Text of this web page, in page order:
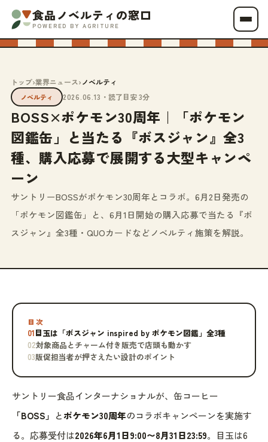
食品ノベルティの窓口
POWERED BY AGRITURE
トップ›業界ニュース›ノベルティ
ノベルティ 2026.06.13 ・読了目安 3分
BOSS×ポケモン30周年｜「ポケモン
図鑑缶」と当たる『ボスジャン』全3
種、購入応募で展開する大型キャンペ
ーン
サントリーBOSSがポケモン30周年とコラボ。6月2日発売の
「ポケモン図鑑缶」と、6月1日開始の購入応募で当たる『ボ
スジャン』全3種・QUOカードなどノベルティ施策を解説。
サントリー食品インターナショナルが、缶コーヒー
「BOSS」 とポケモン30周年のコラボキャンペーンを実施す
る。応募受付は2026年6月1日9:00〜8月31日23:59。目玉は6
目次
01目玉は「ボスジャン inspired by ポケモン図鑑」全3種
02対象商品とチャーム付き販売で店頭も動かす
03販促担当者が押さえたい設計のポイント